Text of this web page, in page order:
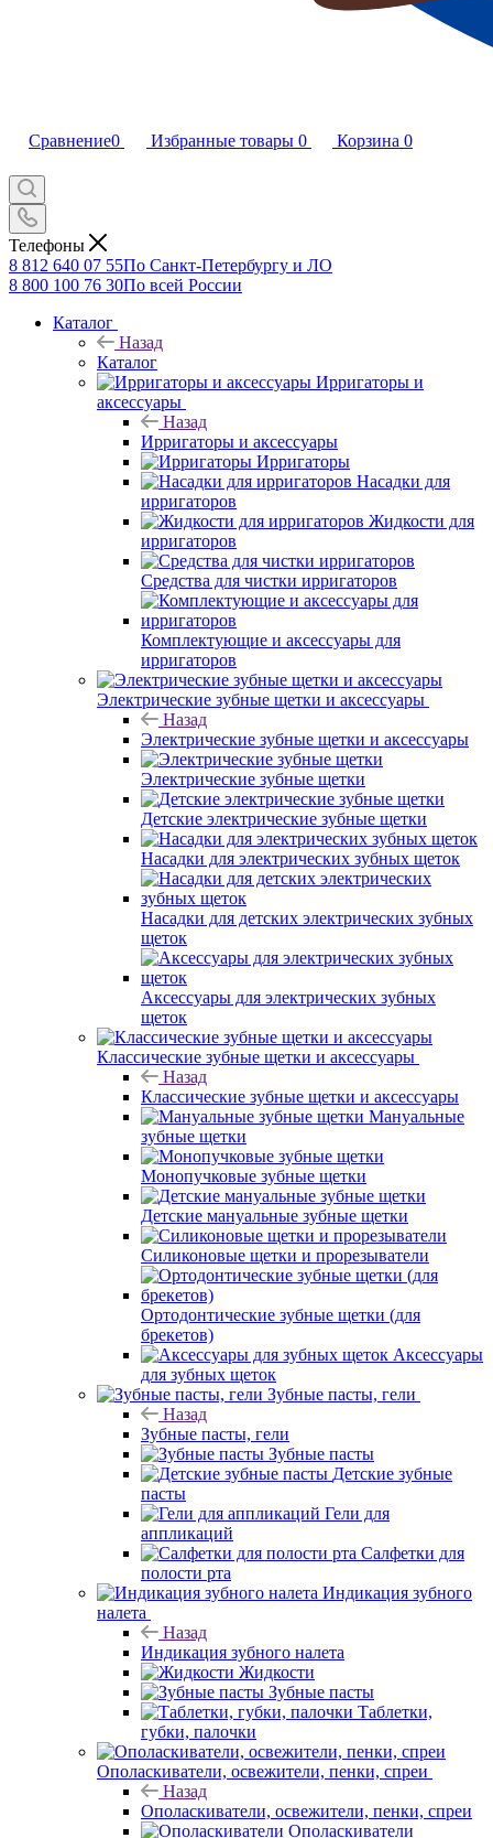
Сравнение0 Избранные товары 0 Корзина 0
Телефоны
8 812 640 07 55По Санкт-Петербургу и ЛО
8 800 100 76 30По всей России
Каталог
Назад
Каталог
Ирригаторы и
аксессуары
Назад
Ирригаторы и аксессуары
Ирригаторы
Насадки для
ирригаторов
Жидкости для
ирригаторов
Средства для чистки ирригаторов
Комплектующие и аксессуары для
ирригаторов
Электрические зубные щетки и аксессуары
Назад
Электрические зубные щетки и аксессуары
Электрические зубные щетки
Детские электрические зубные щетки
Насадки для электрических зубных щеток
Насадки для детских электрических зубных
щеток
Аксессуары для электрических зубных
щеток
Классические зубные щетки и аксессуары
Назад
Классические зубные щетки и аксессуары
Мануальные
зубные щетки
Монопучковые зубные щетки
Детские мануальные зубные щетки
Силиконовые щетки и прорезыватели
Ортодонтические зубные щетки (для
брекетов)
Аксессуары
для зубных щеток
Зубные пасты, гели
Назад
Зубные пасты, гели
Зубные пасты
Детские зубные
пасты
Гели для
аппликаций
Салфетки для
полости рта
Индикация зубного
налета
Назад
Индикация зубного налета
Жидкости
Зубные пасты
Таблетки,
губки, палочки
Ополаскиватели, освежители, пенки, спреи
Назад
Ополаскиватели, освежители, пенки, спреи
Ополаскиватели